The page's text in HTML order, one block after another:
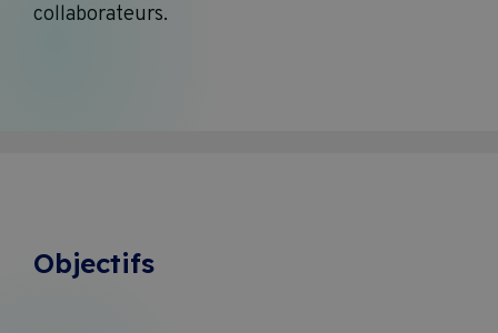
collaborateurs.
Objectifs